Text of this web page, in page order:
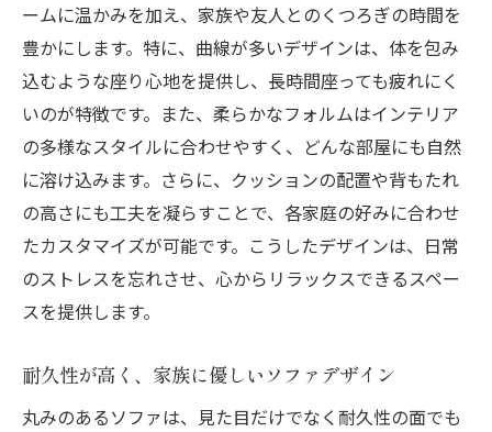
ームに温かみを加え、家族や友人とのくつろぎの時間を
豊かにします。特に、曲線が多いデザインは、体を包み
込むような座り心地を提供し、長時間座っても疲れにく
いのが特徴です。また、柔らかなフォルムはインテリア
の多様なスタイルに合わせやすく、どんな部屋にも自然
に溶け込みます。さらに、クッションの配置や背もたれ
の高さにも工夫を凝らすことで、各家庭の好みに合わせ
たカスタマイズが可能です。こうしたデザインは、日常
のストレスを忘れさせ、心からリラックスできるスペー
スを提供します。
耐久性が高く、家族に優しいソファデザイン
丸みのあるソファは、見た目だけでなく耐久性の面でも